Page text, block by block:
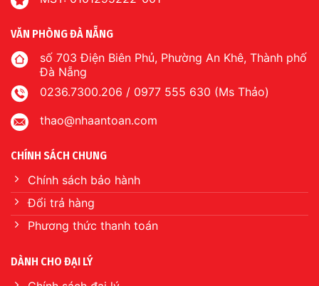
VĂN PHÒNG ĐÀ NẴNG
số 703 Điện Biên Phủ, Phường An Khê, Thành phố
Đà Nẵng
0236.7300.206 / 0977 555 630 (Ms Thảo)
thao@nhaantoan.com
CHÍNH SÁCH CHUNG
Chính sách bảo hành
Đổi trả hàng
Phương thức thanh toán
DÀNH CHO ĐẠI LÝ